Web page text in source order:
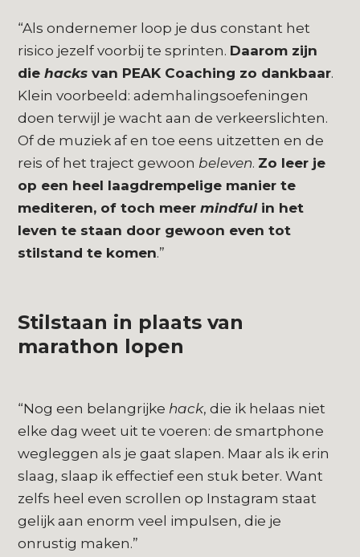
“Als ondernemer loop je dus constant het
risico jezelf voorbij te sprinten. Daarom zijn
diehacksvan PEAK Coaching zo dankbaar.
Klein voorbeeld: ademhalingsoefeningen
doen terwijl je wacht aan de verkeerslichten.
Of de muziek af en toe eens uitzetten en de
reis of het traject gewoon beleven. Zo leer je
op een heel laagdrempelige manier te
mediteren, of toch meermindful in het
leven te staan door gewoon even tot
stilstand te komen.”
Stilstaan in plaats van
marathon lopen
“Nog een belangrijke hack, die ik helaas niet
elke dag weet uit te voeren: de smartphone
wegleggen als je gaat slapen. Maar als ik erin
slaag, slaap ik effectief een stuk beter. Want
zelfs heel even scrollen op Instagram staat
gelijk aan enorm veel impulsen, die je
onrustig maken.”